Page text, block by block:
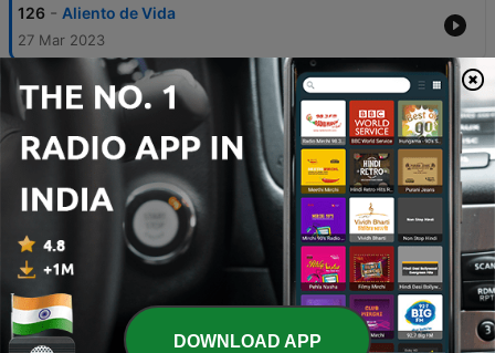
126 - Aliento de Vida
27 Mar 2023
125 - Renueva el pensamiento que dice: Las cosas no
mejoran, están empeorando. Pastor: Juan Carlos
04 Aug 2021
124 - Cambiado por su amor. Pastor; Juan Carlos
Lambraño G
01 Aug 2021
123 - Quejarse y permanecer quejándose o alabar y
ser levantado por el poder de la palabra. Pastor:
Juan C
15 Jul 2021 DOWNLOAD APP